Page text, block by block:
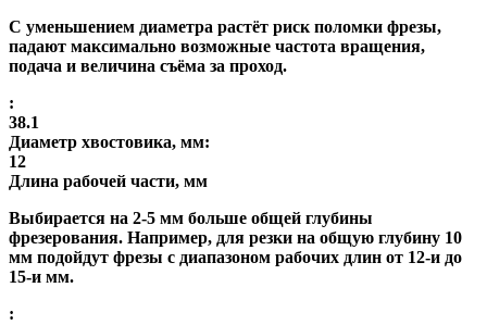
С уменьшением диаметра растёт риск поломки фрезы,
падают максимально возможные частота вращения,
подача и величина съёма за проход.
:
38.1
Диаметр хвостовика, мм:
12
Длина рабочей части, мм
Выбирается на 2-5 мм больше общей глубины
фрезерования. Например, для резки на общую глубину 10
мм подойдут фрезы с диапазоном рабочих длин от 12-и до
15-и мм.
: